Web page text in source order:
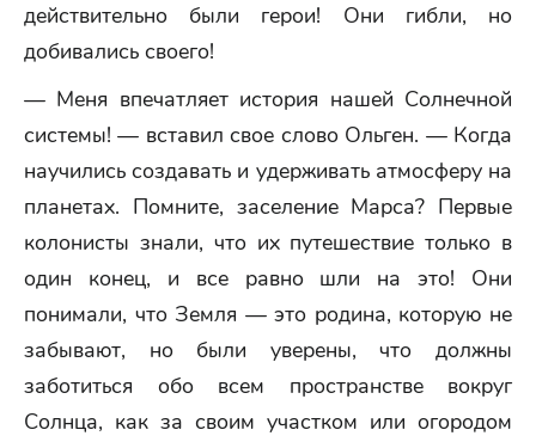
действительно были герои! Они гибли, но
добивались своего!
— Меня впечатляет история нашей Солнечной
системы! — вставил свое слово Ольген. — Когда
научились создавать и удерживать атмосферу на
планетах. Помните, заселение Марса? Первые
колонисты знали, что их путешествие только в
один конец, и все равно шли на это! Они
понимали, что Земля — это родина, которую не
забывают, но были уверены, что должны
заботиться обо всем пространстве вокруг
Солнца, как за своим участком или огородом